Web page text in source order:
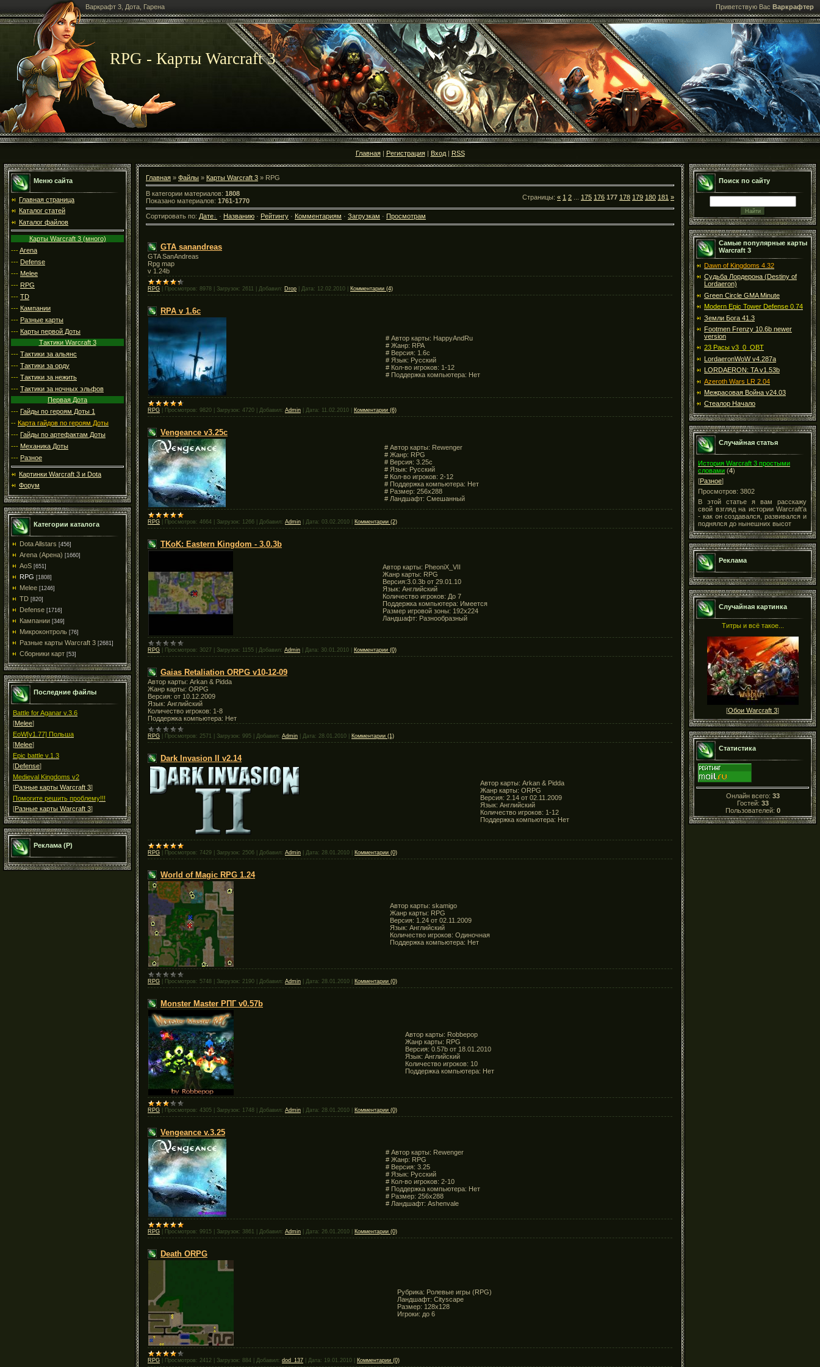
Варкрафт 3, Дота, Гарена Приветствую Вас Варкрафтер
RPG - Карты Warcraft 3
Главная| Регистрация| Вход| RSS
Меню сайта
Главная страница
Каталог статей
Каталог файлов
Карты Warcraft 3 (много)
---Arena
--- Defense
--- Melee
--- RPG
--- TD
--- Кампании
--- Разные карты
--- Карты первой Доты
Тактики Warcraft 3
--- Тактики за альянс
--- Тактики за орду
--- Тактики за нежить
--- Тактики за ночных эльфов
Первая Дота
--- Гайды по героям Доты 1
-- Карта гайдов по героям Доты
--- Гайды по артефактам Доты
--- Механика Доты
--- Разное
Картинки Warcraft 3 и Dota
Форум
Категории каталога
Dota Allstars [456]
Arena (Арена) [1660]
AoS [651]
RPG [1808]
Melee [1246]
TD [820]
Defense [1716]
Кампании [349]
Микроконтроль [76]
Разные карты Warcraft 3 [2681]
Сборники карт [53]
Последние файлы
Battle for Aganar v.3.6
[Melee]
EoW[v1.77] Польша
[Melee]
Epic battle v.1.3
[Defense]
Medieval Kingdoms v2
[Разные карты Warcraft 3]
Помогите решить проблему!!!
[Разные карты Warcraft 3]
Реклама (Р)
Главная » Файлы » Карты Warcraft 3 » RPG
В категории материалов: 1808
Показано материалов: 1761-1770 Страницы: « 1 2 175 176 177 178 179 180 181 »
Сортировать по: Дате · Названию · Рейтингу · Комментариям · Загрузкам · Просмотрам
GTA sanandreas
GTA SanAndreas
Rpg map
v 1.24b
RPG Просмотров: 8978 Загрузок: 2611 Добавил: Drop Дата: 12.02.2010 Комментарии (4)
RPA v 1.6c
# Автор карты: HappyAndRu
# Жанр: RPA
# Версия: 1.6c
# Язык: Русский
# Кол-во игроков: 1-12
# Поддержка компьютера: Нет
RPG Просмотров: 9820 Загрузок: 4720 Добавил: Admin Дата: 11.02.2010 Комментарии (6)
Vengeance v3.25c
# Автор карты: Rewenger
# Жанр: RPG
# Версия: 3.25c
# Язык: Русский
# Кол-во игроков: 2-12
# Поддержка компьютера: Нет
# Размер: 256x288
# Ландшафт: Смешанный
RPG Просмотров: 4664 Загрузок: 1266 Добавил: Admin Дата: 03.02.2010 Комментарии (2)
TKoK: Eastern Kingdom - 3.0.3b
Автор карты: PheoniX_VII
Жанр карты: RPG
Версия:3.0.3b от 29.01.10
Язык: Английский
Количество игроков: До 7
Поддержка компьютера: Имеется
Размер игровой зоны: 192х224
Ландшафт: Разнообразный
RPG Просмотров: 3027 Загрузок: 1155 Добавил: Admin Дата: 30.01.2010 Комментарии (0)
Gaias Retaliation ORPG v10-12-09
Автор карты: Arkan & Pidda
Жанр карты: ORPG
Версия: от 10.12.2009
Язык: Английский
Количество игроков: 1-8
Поддержка компьютера: Нет
RPG Просмотров: 2571 Загрузок: 995 Добавил: Admin Дата: 28.01.2010 Комментарии (1)
Dark Invasion II v2.14
Автор карты: Arkan & Pidda
Жанр карты: ORPG
Версия: 2.14 от 02.11.2009
Язык: Английский
Количество игроков: 1-12
Поддержка компьютера: Нет
RPG Просмотров: 7429 Загрузок: 2506 Добавил: Admin Дата: 28.01.2010 Комментарии (0)
World of Magic RPG 1.24
Автор карты: skamigo
Жанр карты: RPG
Версия: 1.24 от 02.11.2009
Язык: Английский
Количество игроков: Одиночная
Поддержка компьютера: Нет
RPG Просмотров: 5748 Загрузок: 2190 Добавил: Admin Дата: 28.01.2010 Комментарии (0)
Monster Master РПГ v0.57b
Автор карты: Robbepop
Жанр карты: RPG
Версия: 0.57b от 18.01.2010
Язык: Английский
Количество игроков: 10
Поддержка компьютера: Нет
RPG Просмотров: 4305 Загрузок: 1748 Добавил: Admin Дата: 28.01.2010 Комментарии (0)
Vengeance v.3.25
# Автор карты: Rewenger
# Жанр: RPG
# Версия: 3.25
# Язык: Русский
# Кол-во игроков: 2-10
# Поддержка компьютера: Нет
# Размер: 256x288
# Ландшафт: Ashenvale
RPG Просмотров: 9915 Загрузок: 3861 Добавил: Admin Дата: 26.01.2010 Комментарии (0)
Death ORPG
Рубрика: Ролевые игры (RPG)
Ландшафт: Cityscape
Размер: 128x128
Игроки: до 6
RPG Просмотров: 2412 Загрузок: 884 Добавил: dod_137 Дата: 19.01.2010 Комментарии (0)
Поиск по сайту
Самые популярные карты
Warcraft 3
Dawn of Kingdoms 4.32
Судьба Лордерона (Destiny of
Lordaeron)
Green Circle GMA Minute
Modern Epic Tower Defense 0.74
Земли Бога 41.3
Footmen Frenzy 10.6b newer
version
23 Расы v3_0_OBT
LordaeronWoW v4.287a
LORDAERON: TA v1.53b
Azeroth Wars LR 2.04
Межрасовая Война v24.03
Стеалор Начало
Случайная статья
История Warcraft 3 простыми
словами (4)
[Разное]
Просмотров: 3802
В этой статье я вам расскажу
свой взгляд на истории Warcraft'a
- как он создавался, развивался и
поднялся до нынешних высот
Реклама
Случайная картинка
Титры и всё такое...
[Обои Warcraft 3]
Статистика
Онлайн всего: 33
Гостей: 33
Пользователей: 0